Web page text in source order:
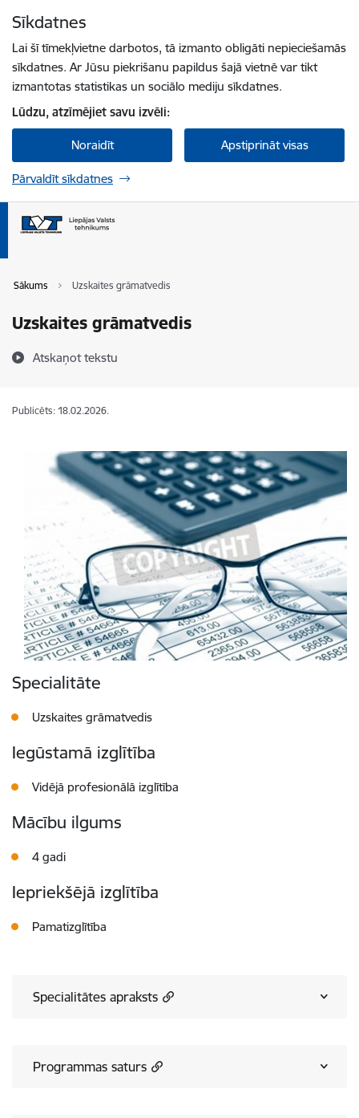
Sīkdatnes
Lai šī tīmekļvietne darbotos, tā izmanto obligāti nepieciešamās
sīkdatnes. Ar Jūsu piekrišanu papildus šajā vietnē var tikt
izmantotas statistikas un sociālo mediju sīkdatnes.
Lūdzu, atzīmējiet savu izvēli:
Noraidīt Apstiprināt visas
Pārvaldīt sīkdatnes
Sākums Uzskaites grāmatvedis
Uzskaites grāmatvedis
Atskaņot tekstu
Publicēts: 18.02.2026.
Specialitāte
Uzskaites grāmatvedis
Iegūstamā izglītība
Vidējā profesionālā izglītība
Mācību ilgums
4 gadi
Iepriekšējā izglītība
Pamatizglītība
Specialitātes apraksts
Programmas saturs